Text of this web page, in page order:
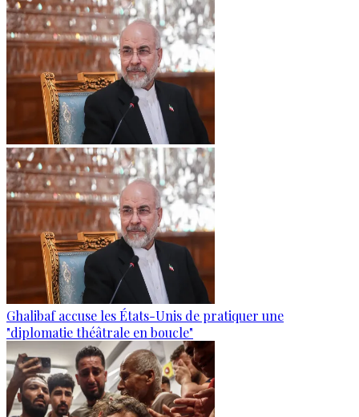
Ghalibaf accuse les États-Unis de pratiquer une
"diplomatie théâtrale en boucle"